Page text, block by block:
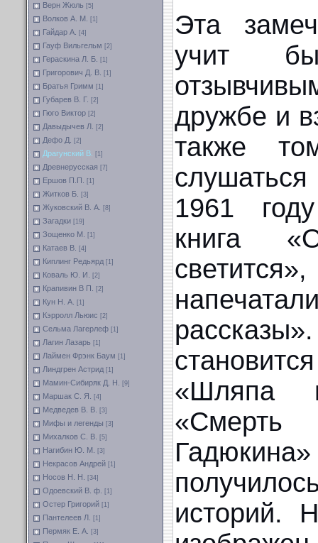
Верн Жюль [5]
Волков А. М. [1]
Гайдар А. [4]
Гауф Вильгельм [2]
Гераскина Л. Б. [1]
Григорович Д. В. [1]
Братья Гримм [1]
Губарев В. Г. [2]
Гюго Виктор [2]
Давыдычев Л. [2]
Дефо Д. [2]
Драгунский В. [1]
Древнерусская [7]
Ершов П.П. [1]
Житков Б. [3]
Жуковский В. А. [8]
Загадки [19]
Зощенко М. [1]
Катаев В. [4]
Киплинг Редьярд [1]
Коваль Ю. И. [2]
Крапивин В П. [2]
Кун Н. А. [1]
Кэрролл Льюис [2]
Сельма Лагерлеф [1]
Лагин Лазарь [1]
Лаймен Фрэнк Баум [1]
Линдгрен Астрид [1]
Мамин-Сибиряк Д. Н. [9]
Маршак С. Я. [4]
Медведев В. В. [3]
Мифы и легенды [3]
Михалков С. В. [5]
Нагибин Ю. М. [3]
Некрасов Андрей [1]
Носов Н. Н. [34]
Одоевский В. ф. [1]
Остер Григорий [1]
Пантелеев Л. [1]
Пермяк Е. А. [3]
Эта
учит
дружбе и
также
1961
книга
«Шляпа
историй.